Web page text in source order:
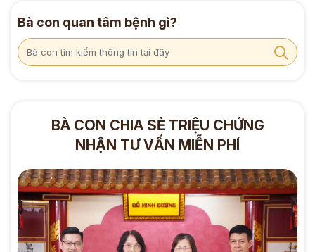
Bà con quan tâm bệnh gì?
BÀ CON CHIA SẺ TRIỆU CHỨNG
NHẬN TƯ VẤN MIỄN PHÍ